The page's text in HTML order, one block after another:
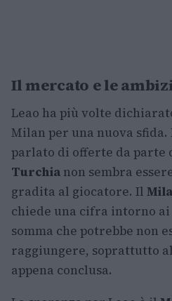
Il mercato e le
Leao ha più volte
Milan per una nuova sfida.
parlato di offerte da parte
Turchia non sembra
gradita al giocatore. Il
chiede una cifra intorno ai
somma che potrebbe non
raggiungere, soprattutto
appena conclusa.